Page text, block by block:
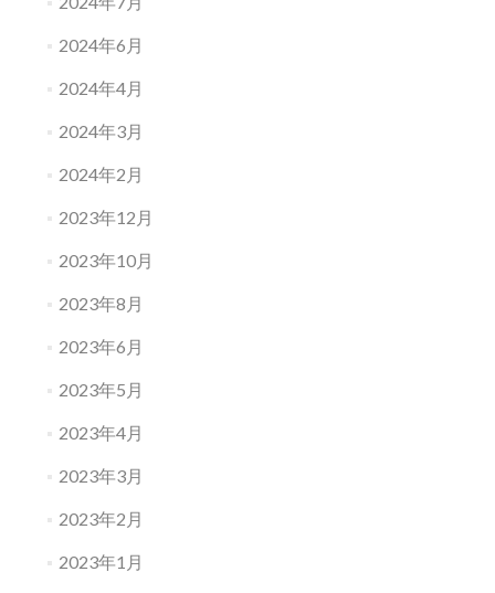
2024年6月
2024年4月
2024年3月
2024年2月
2023年12月
2023年10月
2023年8月
2023年6月
2023年5月
2023年4月
2023年3月
2023年2月
2023年1月